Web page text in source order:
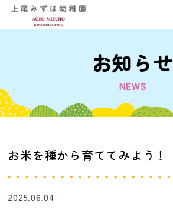
お知らせ
NEWS
お米を種から育ててみよう！
2025.06.04